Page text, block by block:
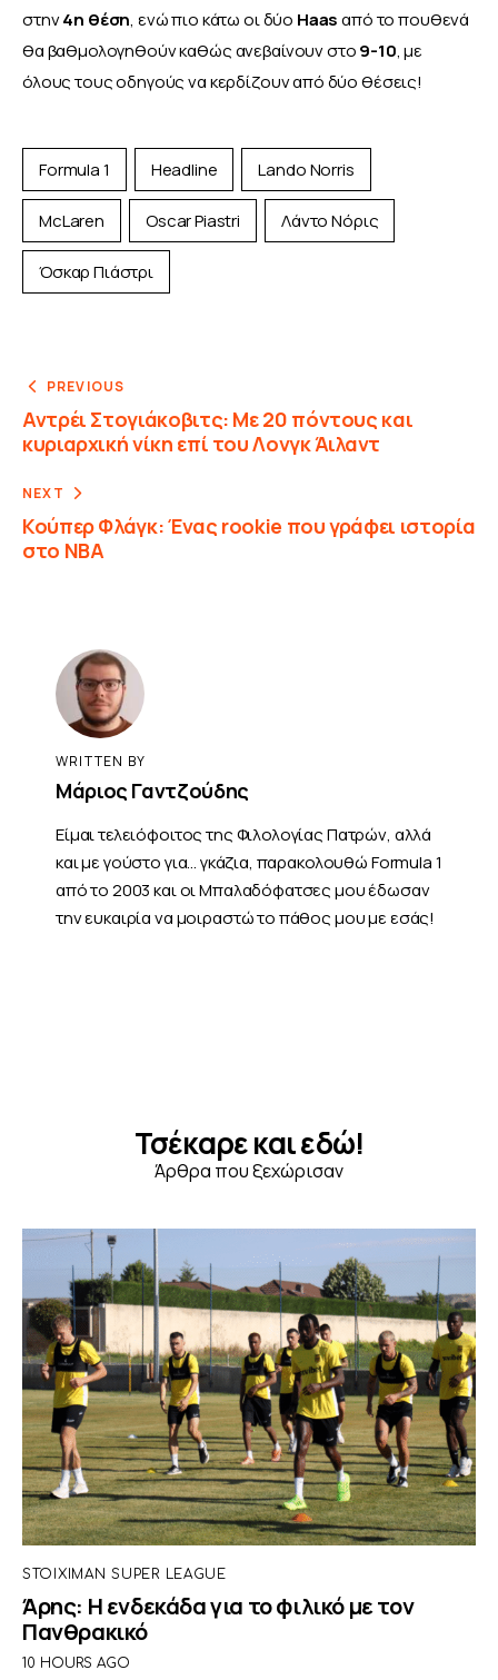
στην 4η θέση, ενώ πιο κάτω οι δύο Haas από το πουθενά
θα βαθμολογηθούν καθώς ανεβαίνουν στο 9-10, με
όλους τους οδηγούς να κερδίζουν από δύο θέσεις!
Formula 1 Headline Lando Norris
McLaren Oscar Piastri Λάντο Νόρις
Όσκαρ Πιάστρι
PREVIOUS
Αντρέι Στογιάκοβιτς: Με 20 πόντους και
κυριαρχική νίκη επί του Λονγκ Άιλαντ
NEXT
Κούπερ Φλάγκ: Ένας rookie που γράφει ιστορία
στο ΝΒΑ
WRITTEN BY
Μάριος Γαντζούδης
Είμαι τελειόφοιτος της Φιλολογίας Πατρών, αλλά
και με γούστο για... γκάζια, παρακολουθώ Formula 1
από το 2003 και οι Μπαλαδόφατσες μου έδωσαν
την ευκαιρία να μοιραστώ το πάθος μου με εσάς!
Τσέκαρε και εδώ!
Άρθρα που ξεχώρισαν
STOIXIMAN SUPER LEAGUE
Άρης: Η ενδεκάδα για το φιλικό με τον
Πανθρακικό
10 HOURS AGO